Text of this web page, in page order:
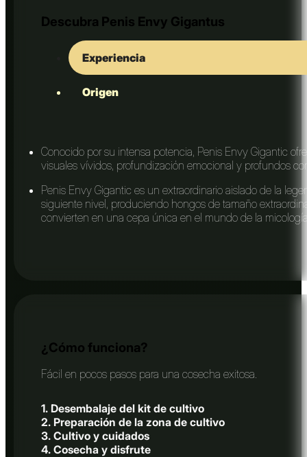
Descubra Penis Envy Gigantus
Experiencia
Origen
Conocido por su intensa potencia, Penis Envy Gigantic
visuales vívidos, profundización emocional y profundos
Penis Envy Gigantic es un extraordinario aislado de la
siguiente nivel, produciendo hongos de tamaño
convierten en una cepa única en el mundo de la
¿Cómo funciona?
Fácil en pocos pasos para una cosecha exitosa.
1. Desembalaje del kit de cultivo
2. Preparación de la zona de cultivo
3. Cultivo y cuidados
4. Cosecha y disfrute